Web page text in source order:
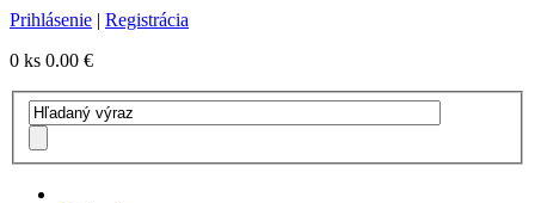
Prihlásenie | Registrácia
0 ks 0.00 €